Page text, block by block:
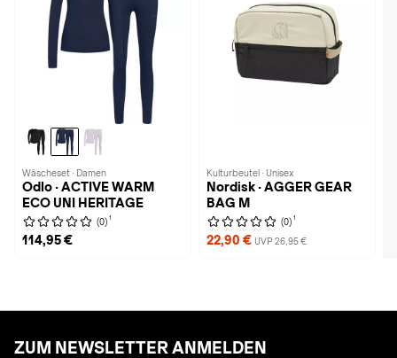
Wäscheset · Damen
Odlo · ACTIVE WARM
ECO UNI HERITAGE
(0) 1
114,95 €
Kulturbeutel · Unisex
Nordisk · AGGER GEAR
BAG M
(0) 1
22,90 € UVP 26,95 €
ZUM NEWSLETTER ANMELDEN